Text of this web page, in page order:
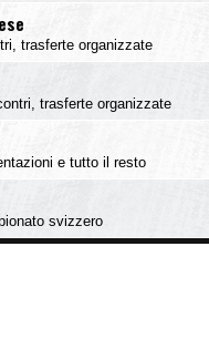
trasferte organizzate
trasferte organizzate
e tutto il resto
svizzero